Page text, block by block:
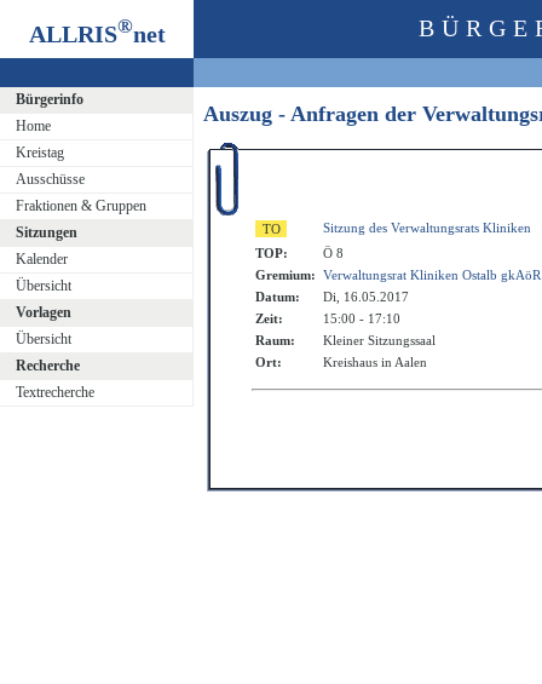
ALLRIS®net
Bürgerinfo
Home
Kreistag
Ausschüsse
Fraktionen & Gruppen
Sitzungen
Kalender
Übersicht
Vorlagen
Übersicht
Recherche
Textrecherche
Auszug - Anfragen der
Sitzung des Verwaltungsrats Kliniken
TOP:
Ö 8
Gremium: Verwaltungsrat Kliniken Ostalb gkAöR
Datum:
Di, 16.05.2017
Zeit:
15:00 - 17:10
Raum:
Kleiner Sitzungssaal
Ort:
Kreishaus in Aalen